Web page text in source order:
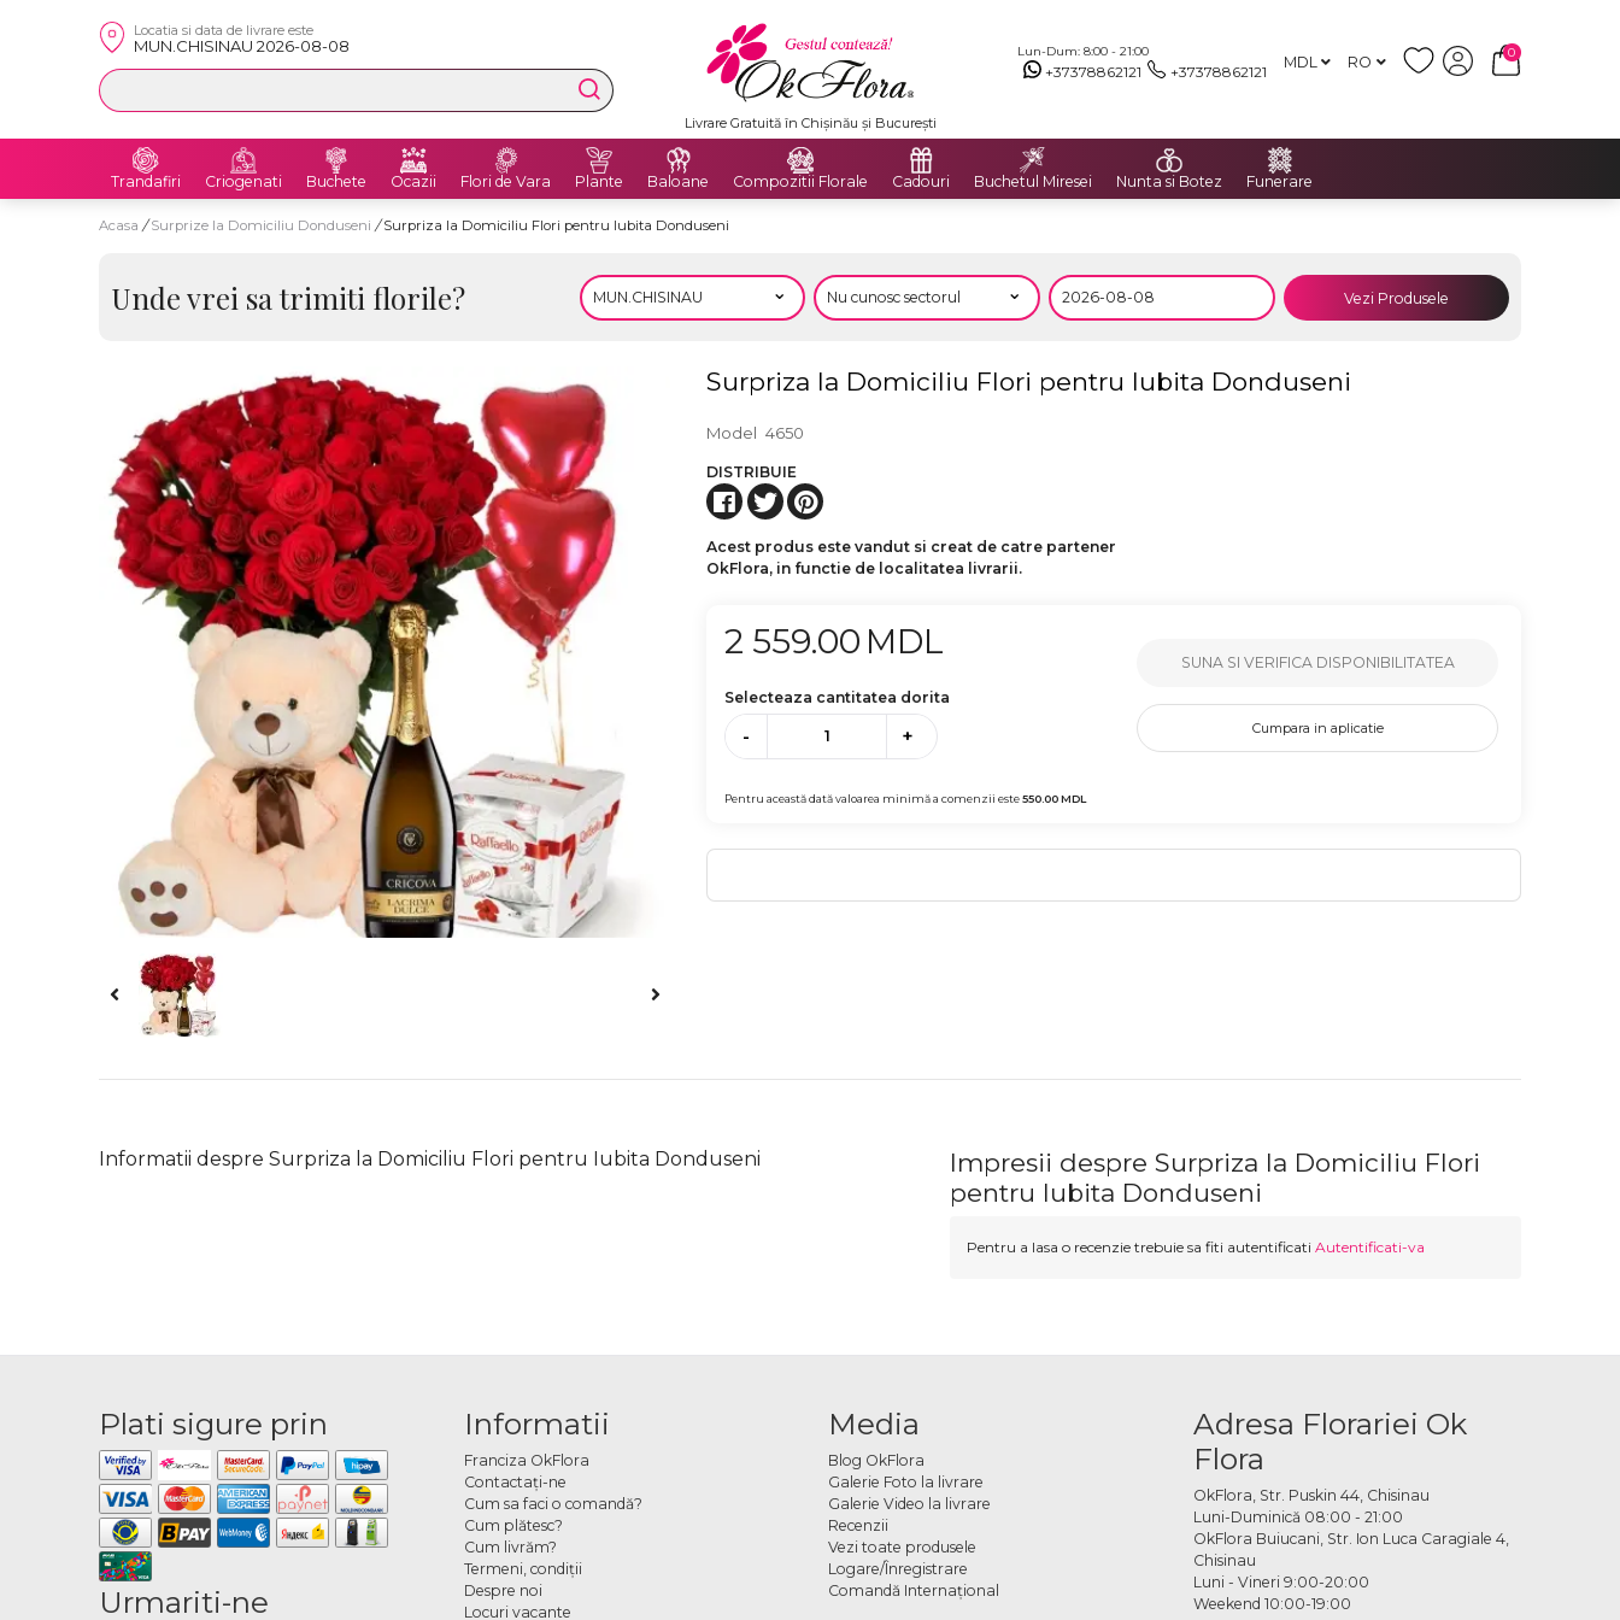
Locatia si data de livrare este
MUN.CHISINAU 2026-08-08 Lun-Dum: 8:00 - 21:00
+37378862121 +37378862121 MDL RO
0
Livrare Gratuită în Chișinău și București
Trandafiri Criogenati Buchete Ocazii Flori de Vara Plante Baloane Compozitii Florale Cadouri Buchetul Miresei Nunta si Botez Funerare
Acasa / Surprize la Domiciliu Donduseni / Surpriza la Domiciliu Flori pentru Iubita Donduseni
Unde vrei sa trimiti florile? Vezi Produsele
Surpriza la Domiciliu Flori pentru Iubita Donduseni
Model 4650
DISTRIBUIE
Acest produs este vandut si creat de catre partener
OkFlora, in functie de localitatea livrarii.
2 559.00 MDL
Selecteaza cantitatea dorita
- +
Pentru această dată valoarea minimă a comenzii este550.00MDL
SUNA SI VERIFICA DISPONIBILITATEA
Cumpara in aplicatie
Informatii despre Surpriza la Domiciliu Flori pentru Iubita Donduseni
Impresii despre Surpriza la Domiciliu Flori
pentru Iubita Donduseni
Pentru a lasa o recenzie trebuie sa fiti autentificati Autentificati-va
Plati sigure prin
Urmariti-ne
Informatii
Franciza OkFlora
Contactaţi-ne
Cum sa faci o comandă?
Cum plătesc?
Cum livrăm?
Termeni, condiţii
Despre noi
Locuri vacante
Media
Blog OkFlora
Galerie Foto la livrare
Galerie Video la livrare
Recenzii
Vezi toate produsele
Logare/Înregistrare
Comandă Internațional
Adresa Florariei Ok
Flora
OkFlora, Str. Puskin 44, Chisinau
Luni-Duminică 08:00 - 21:00
OkFlora Buiucani, Str. Ion Luca Caragiale 4,
Chisinau
Luni - Vineri 9:00-20:00
Weekend 10:00-19:00